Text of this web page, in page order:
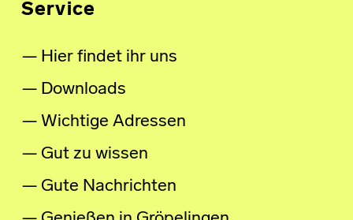
Service
Hier findet ihr uns
Downloads
Wichtige Adressen
Gut zu wissen
Gute Nachrichten